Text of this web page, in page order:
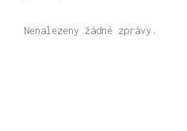
Nenalezeny žádné zprávy.